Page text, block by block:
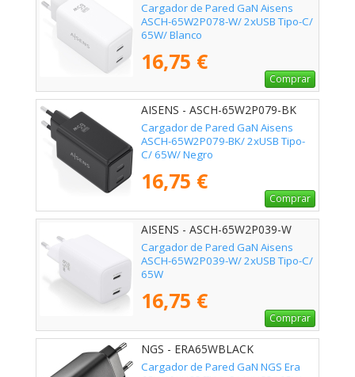
Cargador de Pared GaN Aisens
ASCH-65W2P078-W/ 2xUSB Tipo-C/
65W/ Blanco
16,75 €
Comprar
AISENS - ASCH-65W2P079-BK
Cargador de Pared GaN Aisens
ASCH-65W2P079-BK/ 2xUSB Tipo-
C/ 65W/ Negro
16,75 €
Comprar
AISENS - ASCH-65W2P039-W
Cargador de Pared GaN Aisens
ASCH-65W2P039-W/ 2xUSB Tipo-C/
65W
16,75 €
Comprar
NGS - ERA65WBLACK
Cargador de Pared GaN NGS Era